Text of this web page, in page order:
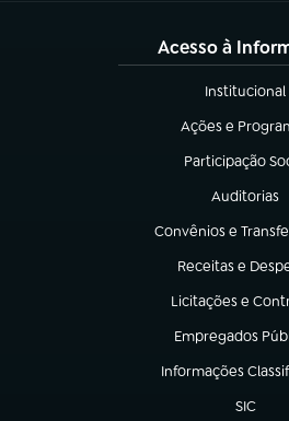
Acesso à
Institucional
(abre em
Ações e
(abre em nova
Participação
(abre em nova
Auditorias
(abre em
Convênios e
(abre em nova aba)
Receitas e
(abre em nova
Licitações e
(abre em nova
Empregados
(abre em nova
Informações
(abre em nova aba)
SIC
(abre